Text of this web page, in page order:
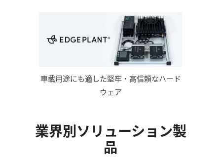
車載用途にも適した堅牢・高信頼なハード
ウェア
業界別ソリューション製
品